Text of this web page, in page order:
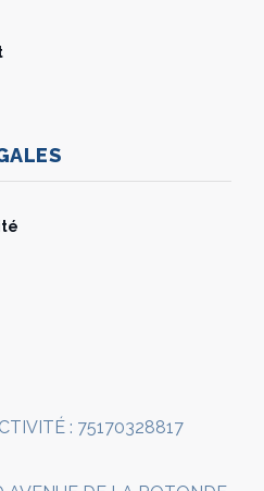
: 75170328817